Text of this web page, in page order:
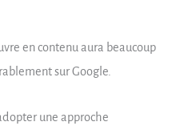
en contenu aura beaucoup
sur Google.
une approche